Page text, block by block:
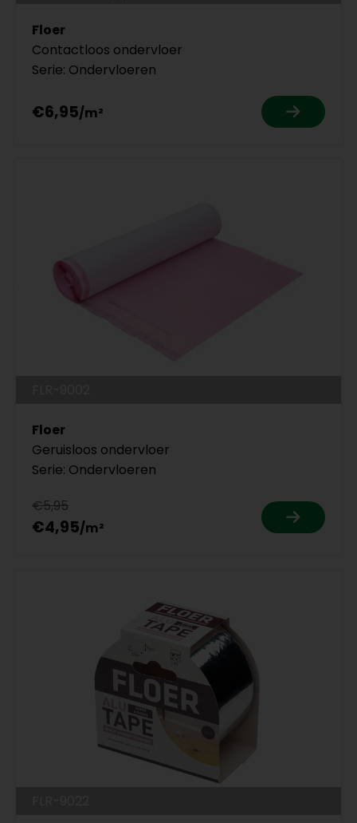
Floer
Contactloos ondervloer
Serie: Ondervloeren
€6,95
Floer
Geruisloos ondervloer
Serie: Ondervloeren
€5,95
€4,95